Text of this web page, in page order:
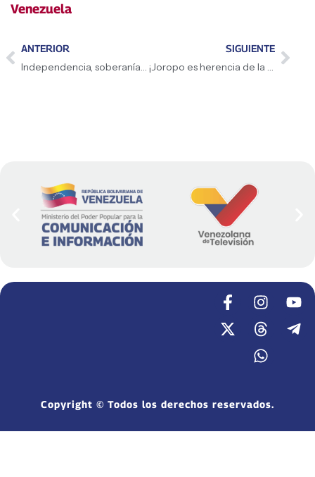
Venezuela
ANTERIOR
Independencia, soberanía y unidad para la Patria
SIGUIENTE
¡Joropo es herencia de la Humanidad!
Copyright © Todos los derechos reservados.